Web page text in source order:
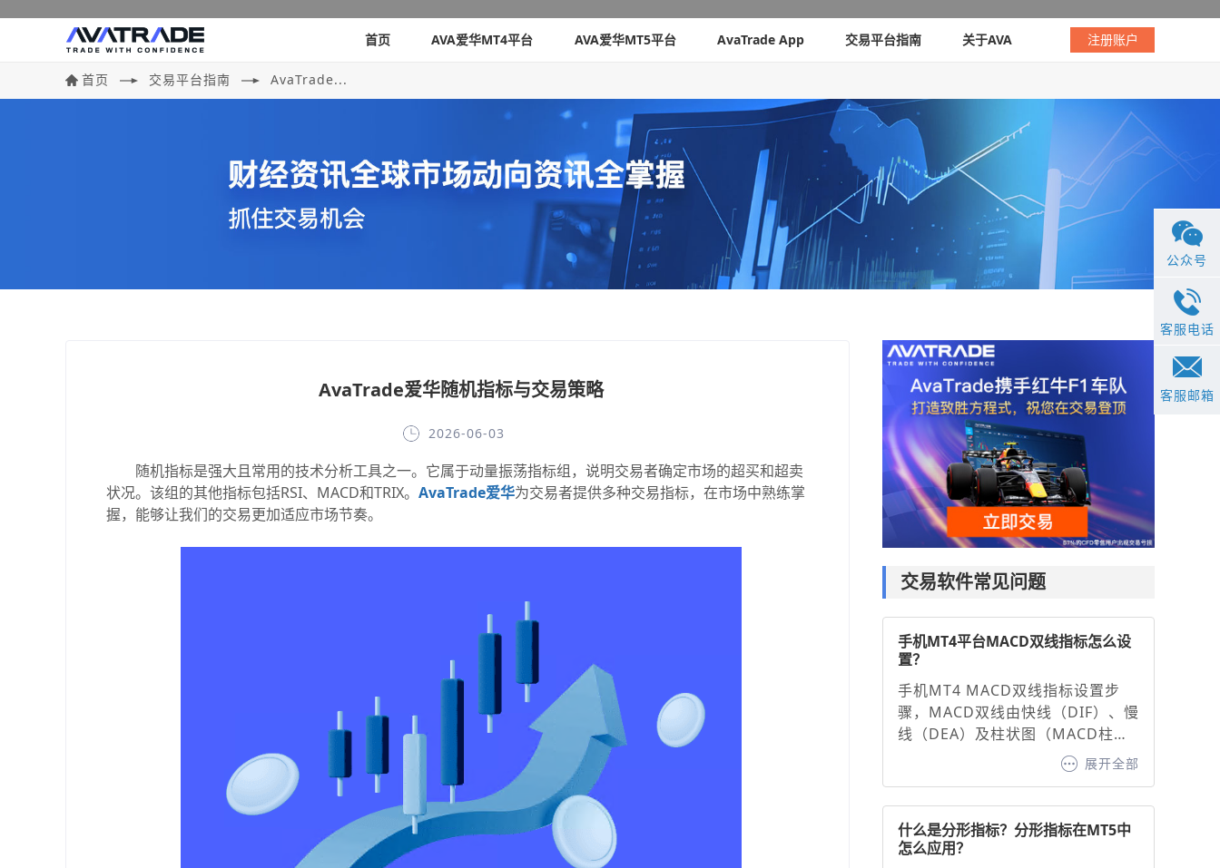
首页 AVA爱华MT4平台 AVA爱华MT5平台 AvaTrade App 交易平台指南 关于AVA 注册账户
首页 交易平台指南 AvaTrade...
AvaTrade爱华随机指标与交易策略
2026-06-03
随机指标是强大且常用的技术分析工具之一。它属于动量振荡指标组，说明交易者确定市场的超买和超卖
状况。该组的其他指标包括RSI、MACD和TRIX。 AvaTrade爱华为交易者提供多种交易指标，在市场中熟练掌
握，能够让我们的交易更加适应市场节奏。
交易软件常见问题
手机MT4平台MACD双线指标怎么设
置？
手机MT4 MACD双线指标设置步
骤，MACD双线由快线（DIF）、慢
线（DEA）及柱状图（MACD柱）
组成，通过调整参数可优化信号灵
敏度：1. 打开图表并添加指标：在
击底部“指标”按钮，搜索并添加
“MACD”。2. 基础参数设置，默认
展开全部
什么是分形指标？分形指标在MT5中
怎么应用？
公众号
客服电话
客服邮箱